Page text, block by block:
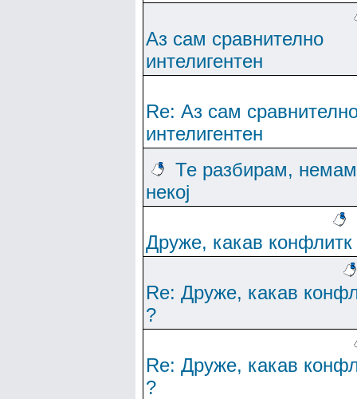
Аз сам сравнително
интелигентен
Re: Аз сам
интелигентен
Те разбирам, немам
некој
Друже, какав конфлитк
Re: Друже, какав
?
Re: Друже, какав
?